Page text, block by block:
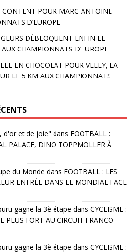
CONTENT POUR MARC-ANTOINE
D’EUROPE
DÉBLOQUENT ENFIN LE
CHAMPIONNATS D’EUROPE
EN CHOCOLAT POUR VELLY, LA
LE 5 KM AUX CHAMPIONNATS
d'or et de joie" dans FOOTBALL :
PALACE, DINO TOPPMÖLLER À
du Monde dans FOOTBALL : LES
ENTRÉE DANS LE MONDIAL FACE
gagne la 3è étape dans CYCLISME :
PLUS FORT AU CIRCUIT FRANCO-
gagne la 3è étape dans CYCLISME :